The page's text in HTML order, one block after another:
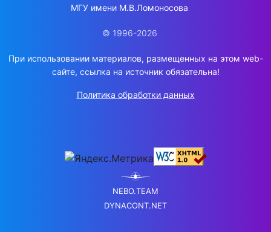
МГУ имени М.В.Ломоносова
© 1996-2026
При использовании материалов, размещенных на этом web-
сайте, ссылка на источник обязательна!
Политика обработки данных
NEBO.TEAM
DYNACONT.NET